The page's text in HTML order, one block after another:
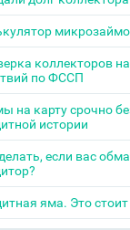
коллекторов
по ФССП
на карту срочно
истории
если вас
яма. Это